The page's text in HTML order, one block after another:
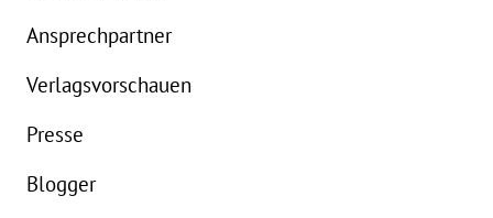
Ansprechpartner
Verlagsvorschauen
Presse
Blogger